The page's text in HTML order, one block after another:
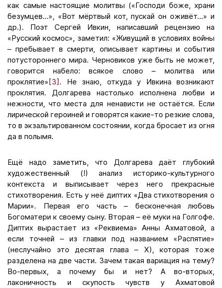
как самые настоящие молитвы («Господи боже, храни
безумцев...», «Вот мёртвый кот, пускай он оживёт...» и
др.). Поэт Сергей Ивкин, написавший рецензию на
«Русский космос», заметил: «Живущий в условиях войны
– пребывает в смерти, описывает картины и события
потустороннего мира. Черновиков уже быть не может,
говорится набело: всякое слово – молитва или
проклятие» [3] . Не знаю, откуда у Ивкина возникают
проклятия. Долгарева настолько исполнена любви и
нежности, что места для ненависти не остаётся. Если
лирической героиней и говорятся какие-то резкие слова,
то в экзальтированном состоянии, когда бросает из огня
да в полымя.
Ещё надо заметить, что Долгарева даёт глубокий
художественный (!) анализ историко-культурного
контекста и выписывает через него прекрасные
стихотворения. Есть у неё диптих «Два стихотворения о
Марии». Первая его часть – бесконечная любовь
Богоматери к своему сыну. Вторая – её муки на Голгофе.
Диптих вырастает из «Реквиема» Анны Ахматовой, а
если точней – из главки под названием «Распятие»
(неслучайно это десятая глава – Х), которая тоже
разделена на две части. Зачем такая вариация на тему?
Во-первых, а почему бы и нет? А во-вторых,
лаконичность и скупость чувств у Ахматовой